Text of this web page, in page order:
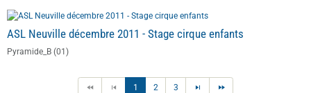
ASL Neuville décembre 2011 - Stage cirque enfants
Pyramide_B (01)
1 2 3